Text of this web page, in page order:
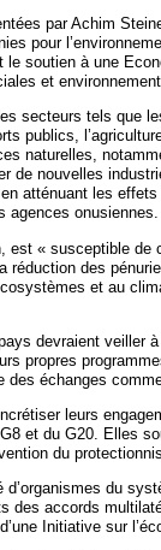
par Achim
pour
le soutien à une
et
secteurs tels que
publics,
naturelles,
de nouvelles
atténuant les
agences onusiennes.
« susceptible de
des
et au
devraient veiller
propres
des échanges
leurs
et du G20. Elles
du
du
des accords
Initiative sur